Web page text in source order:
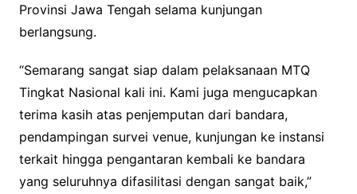
Provinsi Jawa Tengah selama kunjungan
berlangsung.
“Semarang sangat siap dalam pelaksanaan MTQ
Tingkat Nasional kali ini. Kami juga mengucapkan
terima kasih atas penjemputan dari bandara,
pendampingan survei venue, kunjungan ke instansi
terkait hingga pengantaran kembali ke bandara
yang seluruhnya difasilitasi dengan sangat baik,”